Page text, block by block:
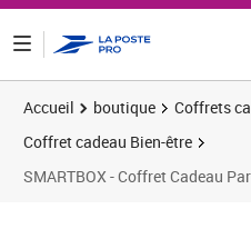
Accueil boutique
Coffrets
Coffret cadeau Bien-être
SMARTBOX - Coffret Cadeau